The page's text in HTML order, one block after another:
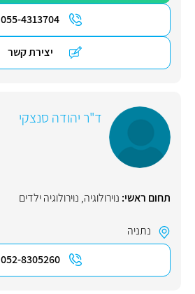
055-4313704
יצירת קשר
ד"ר יהודה סנצקי
תחום ראשי: נוירולוגיה, נוירולוגיה ילדים
נתניה
052-8305260